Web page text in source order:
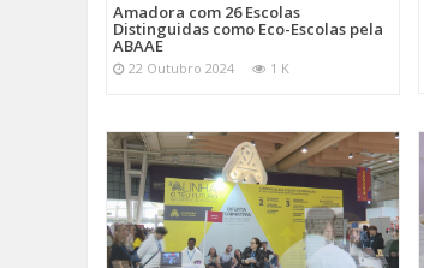
Amadora com 26 Escolas
Distinguidas como Eco-Escolas pela
ABAAE
22 Outubro 2024 1 K